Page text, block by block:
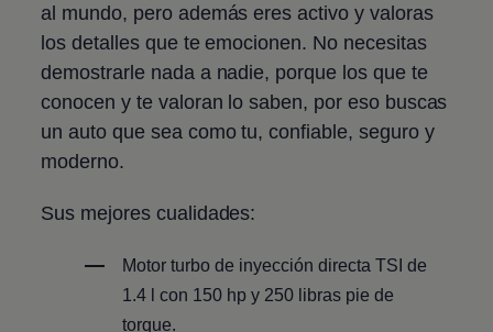
al mundo, pero además eres activo y valoras
los detalles que te emocionen. No necesitas
demostrarle nada a nadie, porque los que te
conocen y te valoran lo saben, por eso buscas
un auto que sea como tu, confiable, seguro y
moderno.
Sus mejores cualidades:
Motor turbo de inyección directa TSI de
1.4 l
con 150 hp y 250 libras pie de
torque.